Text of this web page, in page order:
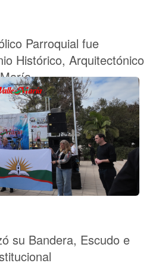
Parroquial fue
Histórico, Arquitectónico
su Bandera, Escudo e